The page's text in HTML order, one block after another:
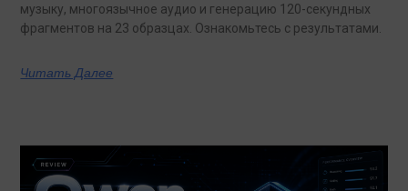
музыку, многоязычное аудио и генерацию 120-секундных
фрагментов на 23 образцах. Ознакомьтесь с результатами.
Читать Далее